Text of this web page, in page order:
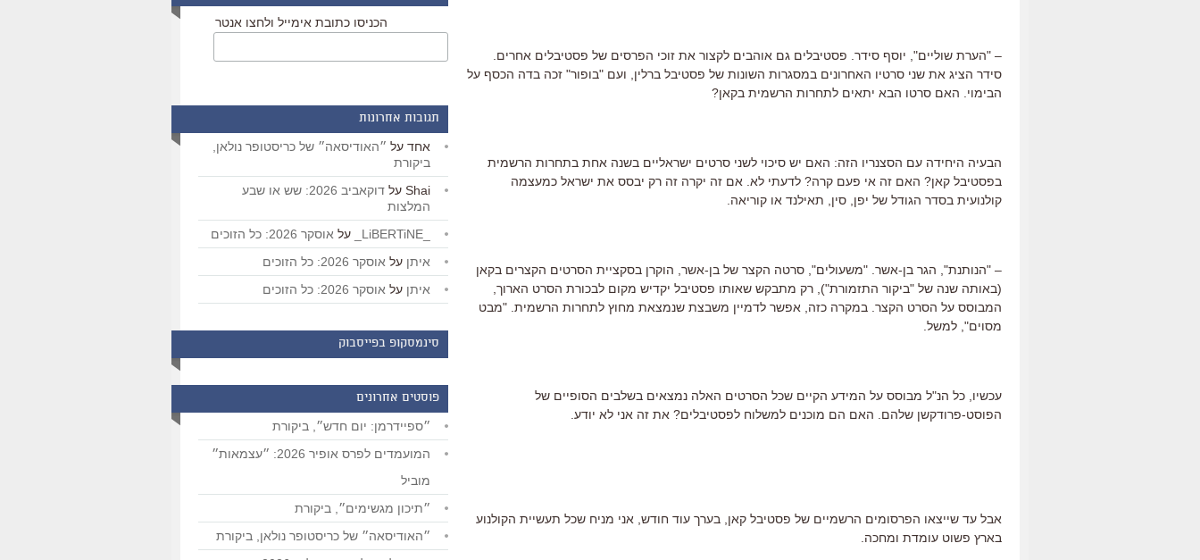
– "הערת שוליים", יוסף סידר. פסטיבלים גם אוהבים לקצור את זוכי הפרסים של פסטיבלים אחרים.
סידר הציג את שני סרטיו האחרונים במסגרות השונות של פסטיבל ברלין, ועם "בופור" זכה בדה הכסף על
הבימוי. האם סרטו הבא יתאים לתחרות הרשמית בקאן?
הבעיה היחידה עם הסצנריו הזה: האם יש סיכוי לשני סרטים ישראליים בשנה אחת בתחרות הרשמית
בפסטיבל קאן? האם זה אי פעם קרה? לדעתי לא. אם זה יקרה זה רק יבסס את ישראל כמעצמה
קולנועית בסדר הגודל של יפן, סין, תאילנד או קוריאה.
– "הנותנת", הגר בן-אשר. "משעולים", סרטה הקצר של בן-אשר, הוקרן בסקציית הסרטים הקצרים בקאן
(באותה שנה של "ביקור התזמורת"), רק מתבקש שאותו פסטיבל יקדיש מקום לבכורת הסרט הארוך,
המבוסס על הסרט הקצר. במקרה כזה, אפשר לדמיין משבצת שנמצאת מחוץ לתחרות הרשמית. "מבט
מסוים", למשל.
עכשיו, כל הנ"ל מבוסס על המידע הקיים שכל הסרטים האלה נמצאים בשלבים הסופיים של
הפוסט-פרודקשן שלהם. האם הם מוכנים למשלוח לפסטיבלים? את זה אני לא יודע.
אבל עד שייצאו הפרסומים הרשמיים של פסטיבל קאן, בערך עוד חודש, אני מניח שכל תעשיית הקולנוע
בארץ פשוט עומדת ומחכה.
הכניסו כתובת אימייל ולחצו אנטר
תגובות אחרונות
אחד על ״האודיסאה״ של כריסטופר נולאן,
ביקורת
Shai על
דוקאביב 2026: שש או שבע
המלצות
על אוסקר 2026: כל הזוכים
איתן על אוסקר 2026: כל הזוכים
איתן על אוסקר 2026: כל הזוכים
סינמסקופ בפייסבוק
פוסטים אחרונים
״ספיידרמן: יום חדש״, ביקורת
המועמדים לפרס אופיר 2026: ״עצמאות״
מוביל
״תיכון מגשימים״, ביקורת
״האודיסאה״ של כריסטופר נולאן, ביקורת